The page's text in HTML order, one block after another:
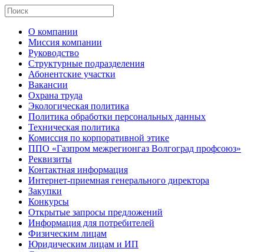
О компании
Миссия компании
Руководство
Структурные подразделения
Абонентские участки
Вакансии
Охрана труда
Экологическая политика
Политика обработки персональных данных
Техническая политика
Комиссия по корпоративной этике
ППО «Газпром межрегионгаз Волгоград профсоюз»
Реквизиты
Контактная информация
Интернет-приемная генерального директора
Закупки
Конкурсы
Открытые запросы предложений
Информация для потребителей
Физическим лицам
Юридическим лицам и ИП